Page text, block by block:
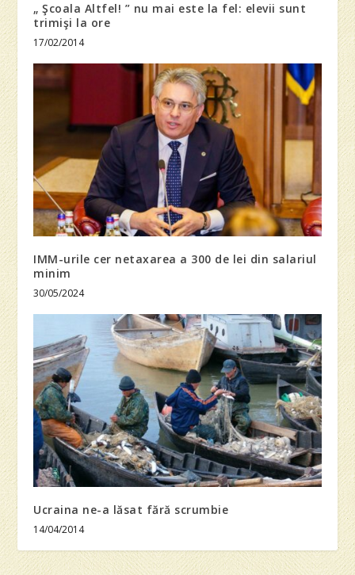
„ Şcoala Altfel! ” nu mai este la fel: elevii sunt
trimişi la ore
17/02/2014
IMM-urile cer netaxarea a 300 de lei din salariul
minim
30/05/2024
Ucraina ne-a lăsat fără scrumbie
14/04/2014